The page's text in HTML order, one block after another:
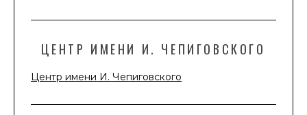
ЦЕНТР ИМЕНИ И. ЧЕПИГОВСКОГО
Центр имени И. Чепиговского